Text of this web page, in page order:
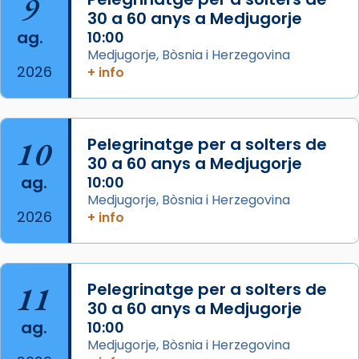
les aconseguirà el 1772. L’ofici que es canta
a la “Missa de les Santes” (“Missa de
Glòria”) fou composta el 1848 per Mn.
Manuel Blanch, amb aire d’òpera
italianitzant; s’interpreta per privilegi
pontifici, amb orquestra i cor, i té una
duració aproximada de tres hores. Després,
processó (recuperada el 1972) al voltant
del temple amb les relíquies de les santes.
Des de 1985 hi participa també un grup de
diablesses amb música i ball propis. Festa
«Si vols saber què és calor, ves per les
Santes a Mataró»🥵.
Photo
View on Facebook ·
9
ag.
2026
30 a 60 anys a Medjugorje
10:00
Medjugorje, Bòsnia i Herzegovina
+ info
10
ag.
2026
Pelegrinatge per a solters de
30 a 60 anys a Medjugorje
10:00
Medjugorje, Bòsnia i Herzegovina
+ info
11
ag.
Pelegrinatge per a solters de
30 a 60 anys a Medjugorje
10:00
Medjugorje, Bòsnia i Herzegovina